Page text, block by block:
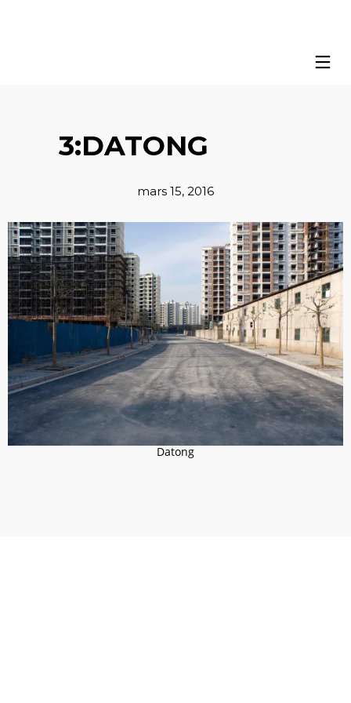
3:DATONG
mars 15, 2016
Datong